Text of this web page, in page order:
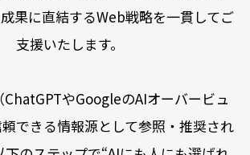
果に直結するWeb戦略を一貫してご
支援いたします。
ChatGPTやGoogleのAIオーバービュ
できる情報源として参照・推奨され